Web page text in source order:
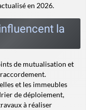
en 2026.
la
de mutualisation et
et les immeubles
de déploiement,
à réaliser